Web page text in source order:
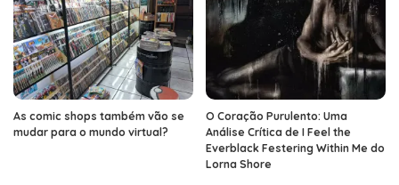
As comic shops também vão se
mudar para o mundo virtual?
O Coração Purulento: Uma
Análise Crítica de I Feel the
Everblack Festering Within Me do
Lorna Shore